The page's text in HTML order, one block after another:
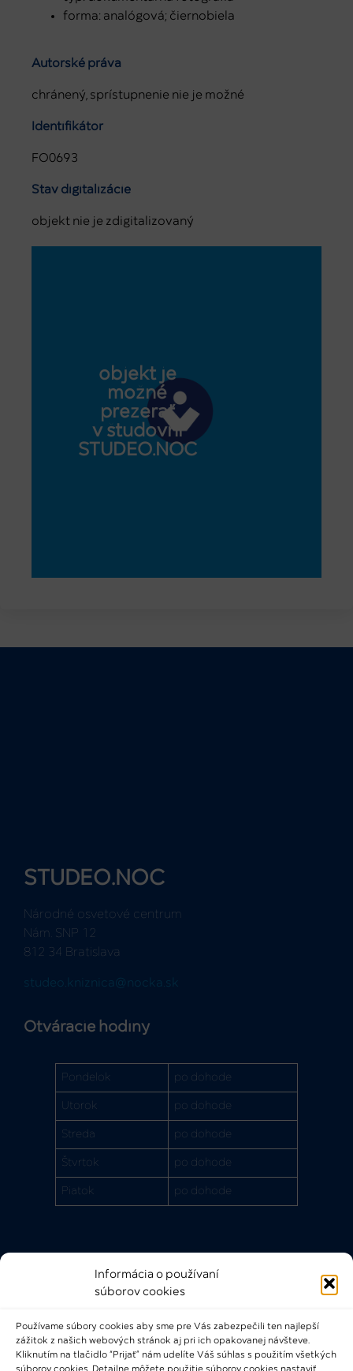
Informácia o používaní
súborov cookies
Používame súbory cookies aby sme pre Vás zabezpečili ten najlepší
zážitok z našich webových stránok aj pri ich opakovanej návšteve.
Kliknutím na tlačidlo “Prijať” nám udelíte Váš súhlas s použitím všetkých
forma: analógová; čiernobiela
Autorské práva
chránený, sprístupnenie nie je možné
Identifikátor
FO0693
Stav digitalizácie
objekt nie je zdigitalizovaný
objekt je
možné
prezerať
v študovni
STUDEO.NOC
STUDEO.NOC
Národné osvetové centrum
Nám. SNP 12
812 34 Bratislava
studeo.kniznica@nocka.sk
Otváracie hodiny
Pondelok po dohode
Utorok po dohode
Streda po dohode
Štvrtok po dohode
Piatok po dohode
Rýchle odkazy
Bádateľský poriadok
Knižničný a výpožičný poriadok